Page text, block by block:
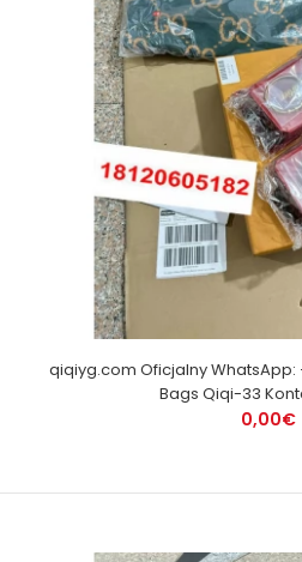
qiqiyg.com Oficjalny WhatsApp:
Bags Qiqi-33
0,00€